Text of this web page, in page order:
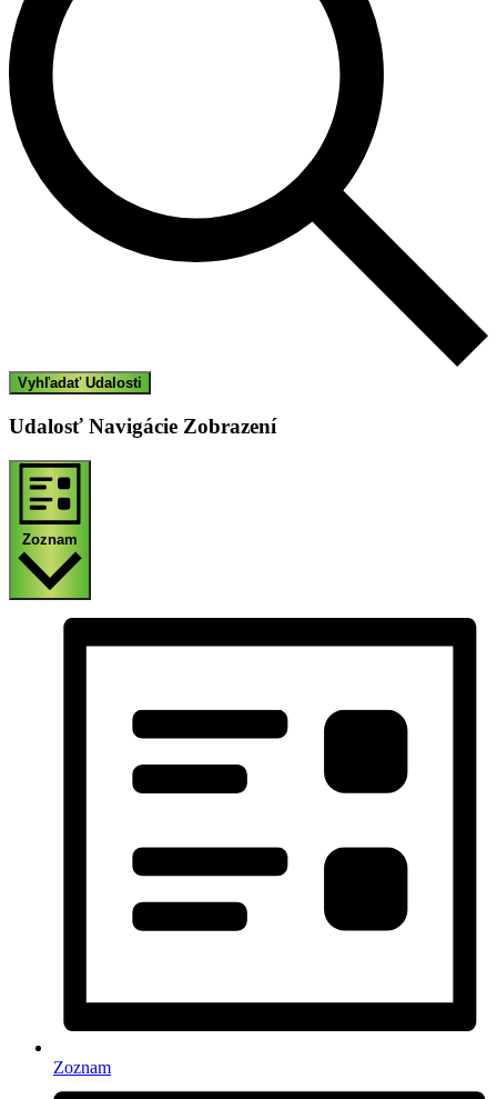
Vyhľadať Udalosti
Udalosť Navigácie Zobrazení
Zoznam
Zoznam